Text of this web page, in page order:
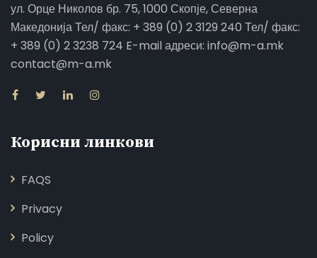
ул. Орце Николов бр. 75, 1000 Скопје, Северна
Македонија Тел/ факс: + 389 (0) 2 3129 240 Тел/ факс:
+ 389 (0) 2 3238 724 E-mail адреси: info@m-a.mk
contact@m-a.mk
Корисни линкови
FAQS
Privacy
Policy